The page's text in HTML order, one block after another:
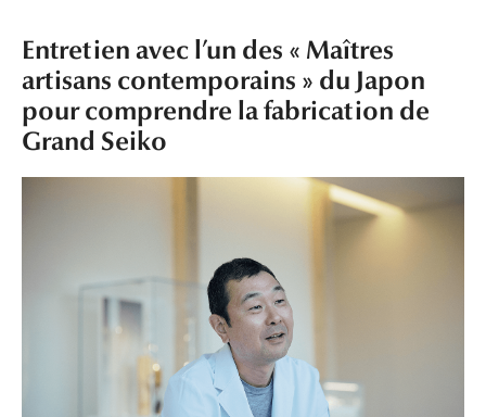
Entretien avec l’un des « Maîtres
artisans contemporains » du Japon
pour comprendre la fabrication de
Grand Seiko